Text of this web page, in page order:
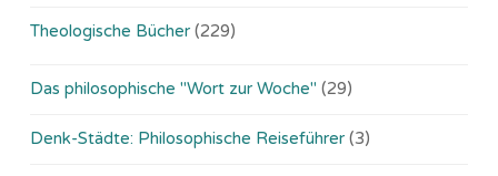
Theologische Bücher (229)
Das philosophische "Wort zur Woche" (29)
Denk-Städte: Philosophische Reiseführer (3)